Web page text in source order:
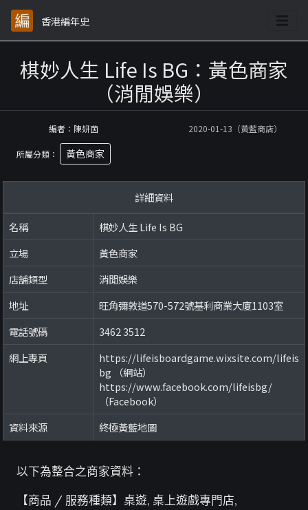
香港編年史
棋妙人生 Life Is BG：黃色商家
（消閒娛樂）
編者：陳妍茵 2020-01-13（黃藍商店）
所屬分類： 黃色商家
詳細資料
名稱
棋妙人生 Life Is BG
立場
黃色商家
店舖類型
消閒娛樂
地址
旺角彌敦道570-572號基利商業大廈1103室
電話號碼
3462 3512
網上專頁
https://lifeisboardgame.wixsite.com/lifeis
bg （網站）
https://www.facebook.com/lifeisbg/
（Facebook）
資料來源
終極黃藍地圖
以下為整合之商家資料：
【商品 / 服務種類】桌遊, 桌上遊戲專門店,